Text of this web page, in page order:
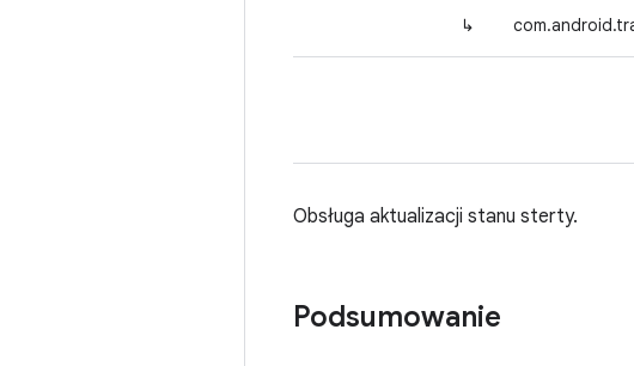
↳
Obsługa aktualizacji stanu sterty.
Podsumowanie